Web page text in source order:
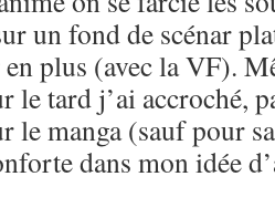
un fond de scénar
plus (avec la VF).
le tard j’ai accroché,
le manga (sauf pour
dans mon idée